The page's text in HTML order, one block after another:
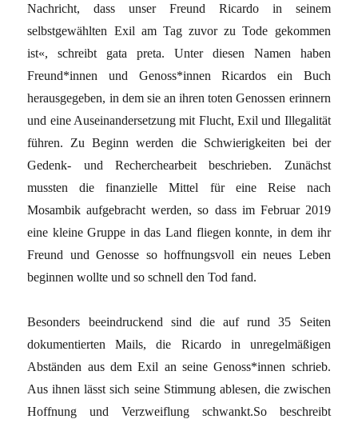
Nachricht, dass unser Freund Ricardo in seinem
selbstgewählten Exil am Tag zuvor zu Tode gekommen
ist«, schreibt gata preta. Unter diesen Namen haben
Freund*innen und Genoss*innen Ricardos ein Buch
herausgegeben, in dem sie an ihren toten Genossen erinnern
und eine Auseinandersetzung mit Flucht, Exil und Illegalität
führen. Zu Beginn werden die Schwierigkeiten bei der
Gedenk- und Recherchearbeit beschrieben. Zunächst
mussten die finanzielle Mittel für eine Reise nach
Mosambik aufgebracht werden, so dass im Februar 2019
eine kleine Gruppe in das Land fliegen konnte, in dem ihr
Freund und Genosse so hoffnungsvoll ein neues Leben
beginnen wollte und so schnell den Tod fand.
Besonders beeindruckend sind die auf rund 35 Seiten
dokumentierten Mails, die Ricardo in unregelmäßigen
Abständen aus dem Exil an seine Genoss*innen schrieb.
Aus ihnen lässt sich seine Stimmung ablesen, die zwischen
Hoffnung und Verzweiflung schwankt.So beschreibt